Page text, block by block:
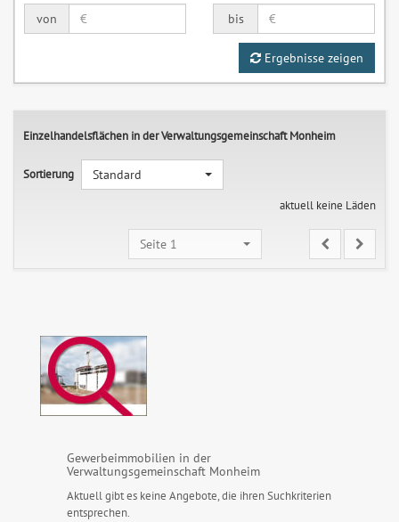
von
bis
Ergebnisse zeigen
Einzelhandelsflächen in der Verwaltungsgemeinschaft Monheim
Sortierung
Standard
aktuell keine Läden
Seite 1
Gewerbeimmobilien in der
Verwaltungsgemeinschaft Monheim
Aktuell gibt es keine Angebote, die ihren Suchkriterien
entsprechen.